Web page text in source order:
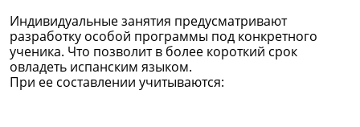
Индивидуальные занятия предусматривают
разработку особой программы под конкретного
ученика. Что позволит в более короткий срок
овладеть испанским языком.
При ее составлении учитываются: